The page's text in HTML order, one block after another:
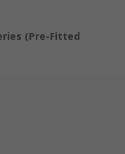
(Pre-Fitted